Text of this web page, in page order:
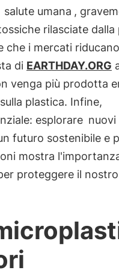
salute umana ,
rilasciate dalla
che i mercati
di EARTHDAY.ORG
venga più prodotta
plastica. Infine,
esplorare nuovi
futuro sostenibile e
mostra
proteggere il